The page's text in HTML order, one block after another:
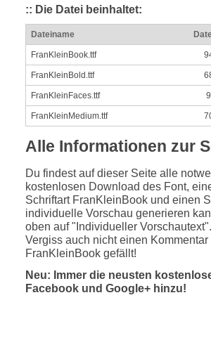
:: Die Datei beinhaltet:
Dateiname
FranKleinBook.ttf
FranKleinBold.ttf
FranKleinFaces.ttf
FranKleinMedium.ttf
Alle Informationen zur
Du findest auf dieser Seite alle
kostenlosen Download des Font,
Schriftart FranKleinBook und einen
individuelle Vorschau generieren
oben auf "Individueller Vorschautext".
Vergiss auch nicht einen
FranKleinBook gefällt!
Neu: Immer die neusten
Facebook und Google+ hinzu!